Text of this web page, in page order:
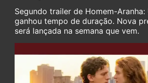
Segundo trailer de Homem-
ganhou tempo de duração. Nova
será lançada na semana que vem.